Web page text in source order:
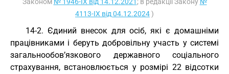
4113-IX від 04.12.2024)
14-2. Єдиний внесок для осіб, які є домашніми
працівниками і беруть добровільну участь у системі
загальнообов’язкового державного соціального
страхування, встановлюється у розмірі 22 відсотки